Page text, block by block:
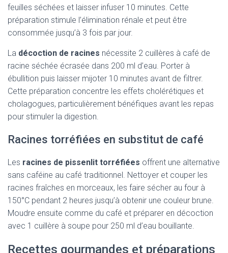
feuilles séchées et laisser infuser 10 minutes. Cette
préparation stimule l’élimination rénale et peut être
consommée jusqu’à 3 fois par jour.
La décoction de racines nécessite 2 cuillères à café de
racine séchée écrasée dans 200 ml d’eau. Porter à
ébullition puis laisser mijoter 10 minutes avant de filtrer.
Cette préparation concentre les effets cholérétiques et
cholagogues, particulièrement bénéfiques avant les repas
pour stimuler la digestion.
Racines torréfiées en substitut de café
Les racines de pissenlit torréfiées offrent une alternative
sans caféine au café traditionnel. Nettoyer et couper les
racines fraîches en morceaux, les faire sécher au four à
150°C pendant 2 heures jusqu’à obtenir une couleur brune.
Moudre ensuite comme du café et préparer en décoction
avec 1 cuillère à soupe pour 250 ml d’eau bouillante.
Recettes gourmandes et préparations